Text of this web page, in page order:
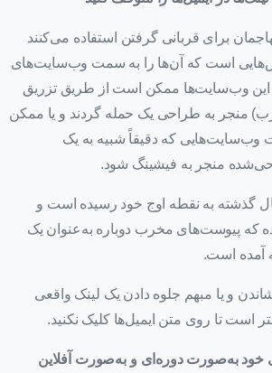
برای قربانی گرفتن استفاده می‌کنند
است که آن‌ها را به سمت وب‌سایت‌های
وب‌سایت‌ها ممکن است از طریق تزریق
منجر به طراحی یک حمله گردند و یا ممکن
وب‌سایت‌هایی که دقیقاً شبیه به یک
منجر به فیشینگ شود.
مشکل طی 10 سال گذشته به نقطه اوج خود رسیده است و
که پیوست‌های مخرب دوباره به‌عنوان یک
آمده است.
و یا مبهم جلوه دادن یک لینک واقعی
است تا روی متن ایمیل‌ها کلیک نکنید.
خود به‌صورت دوره‌ای و به‌صورت آفلاین